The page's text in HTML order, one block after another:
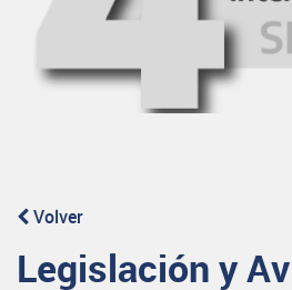
Volver
Legislación y